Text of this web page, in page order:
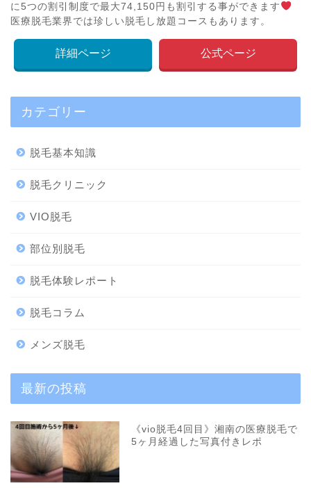
に5つの割引制度で最大74,150円も割引する事ができます
医療脱毛業界では珍しい脱毛し放題コースもあります。
詳細ページ 公式ページ
カテゴリー
脱毛基本知識
脱毛クリニック
VIO脱毛
部位別脱毛
脱毛体験レポート
脱毛コラム
メンズ脱毛
最新の投稿
《vio脱毛4回目》湘南の医療脱毛で
5ヶ月経過した写真付きレポ